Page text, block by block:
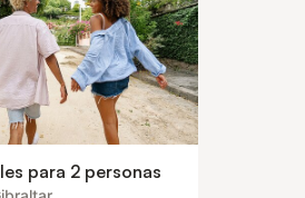
para 2 personas